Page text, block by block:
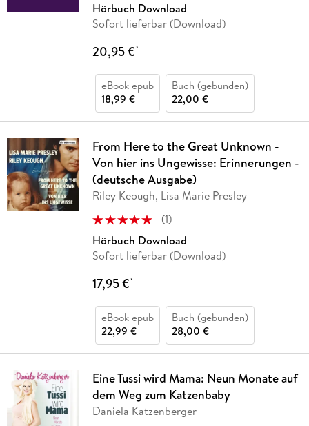
Hörbuch Download
Sofort lieferbar (Download)
20,95 €*
eBook epub
18,99 €
Buch (gebunden)
22,00 €
From Here to the Great Unknown -
Von hier ins Ungewisse: Erinnerungen -
(deutsche Ausgabe)
Riley Keough, Lisa Marie Presley
(1)
Hörbuch Download
Sofort lieferbar (Download)
17,95 €*
eBook epub
22,99 €
Buch (gebunden)
28,00 €
Eine Tussi wird Mama: Neun Monate auf
dem Weg zum Katzenbaby
Daniela Katzenberger